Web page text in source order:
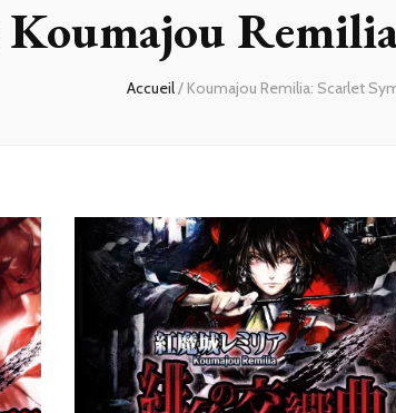
Koumajou
Accueil/ Koumajou Remilia: Scarlet